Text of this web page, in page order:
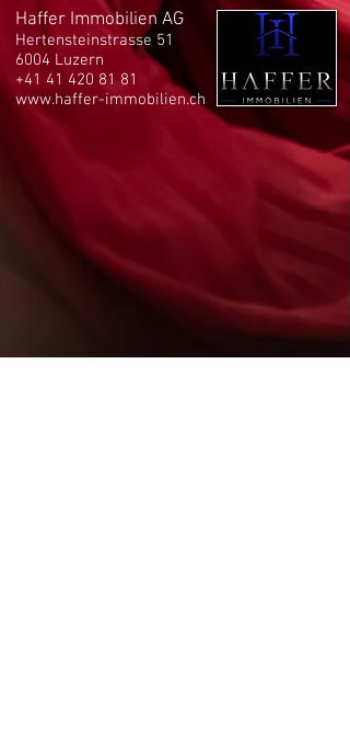
Haffer Immobilien AG
Hertensteinstrasse 51
6004 Luzern
+41 41 420 81 81
www.haffer-immobilien.ch